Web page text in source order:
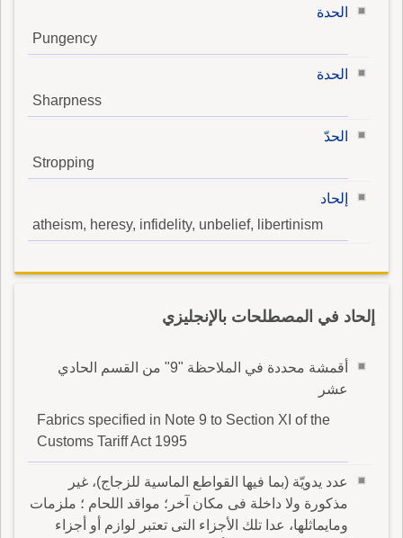
الحدة
Pungency
الحدة
Sharpness
الحدّ
Stropping
إلحاد
atheism, heresy, infidelity, unbelief, libertinism
إلحاد في المصطلحات بالإنجليزي
أقمشة محددة في الملاحظة "9" من القسم الحادي
عشر
Fabrics specified in Note 9 to Section XI of the
Customs Tariff Act 1995
عدد يدويّة (بما فيها القواطع الماسية للزجاج)، غير
مذكورة ولا داخلة فى مكان آخر؛ مواقد اللحام ؛ ملزمات
ومايماثلها، عدا تلك الأجزاء التى تعتبر لوازم أو أجزاء